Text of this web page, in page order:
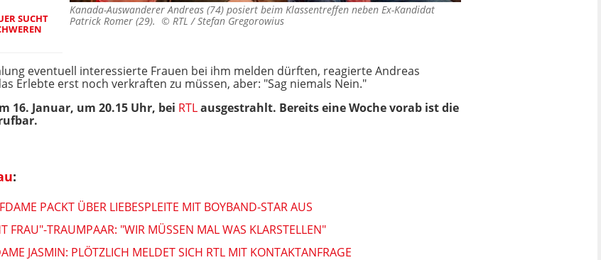
Kanada-Auswanderer Andreas (74) posiert beim Klassentreffen neben Ex-Kandidat
Patrick Romer (29). © RTL / Stefan Gregorowius
SUCHT
eventuell interessierte Frauen bei ihm melden dürften, reagierte Andreas
Erlebte erst noch verkraften zu müssen, aber: "Sag niemals Nein."
16. Januar, um 20.15 Uhr, bei RTLausgestrahlt. Bereits eine Woche vorab ist die
:
PACKT ÜBER LIEBESPLEITE MIT BOYBAND-STAR AUS
FRAU"-TRAUMPAAR: "WIR MÜSSEN MAL WAS KLARSTELLEN"
JASMIN: PLÖTZLICH MELDET SICH RTL MIT KONTAKTANFRAGE